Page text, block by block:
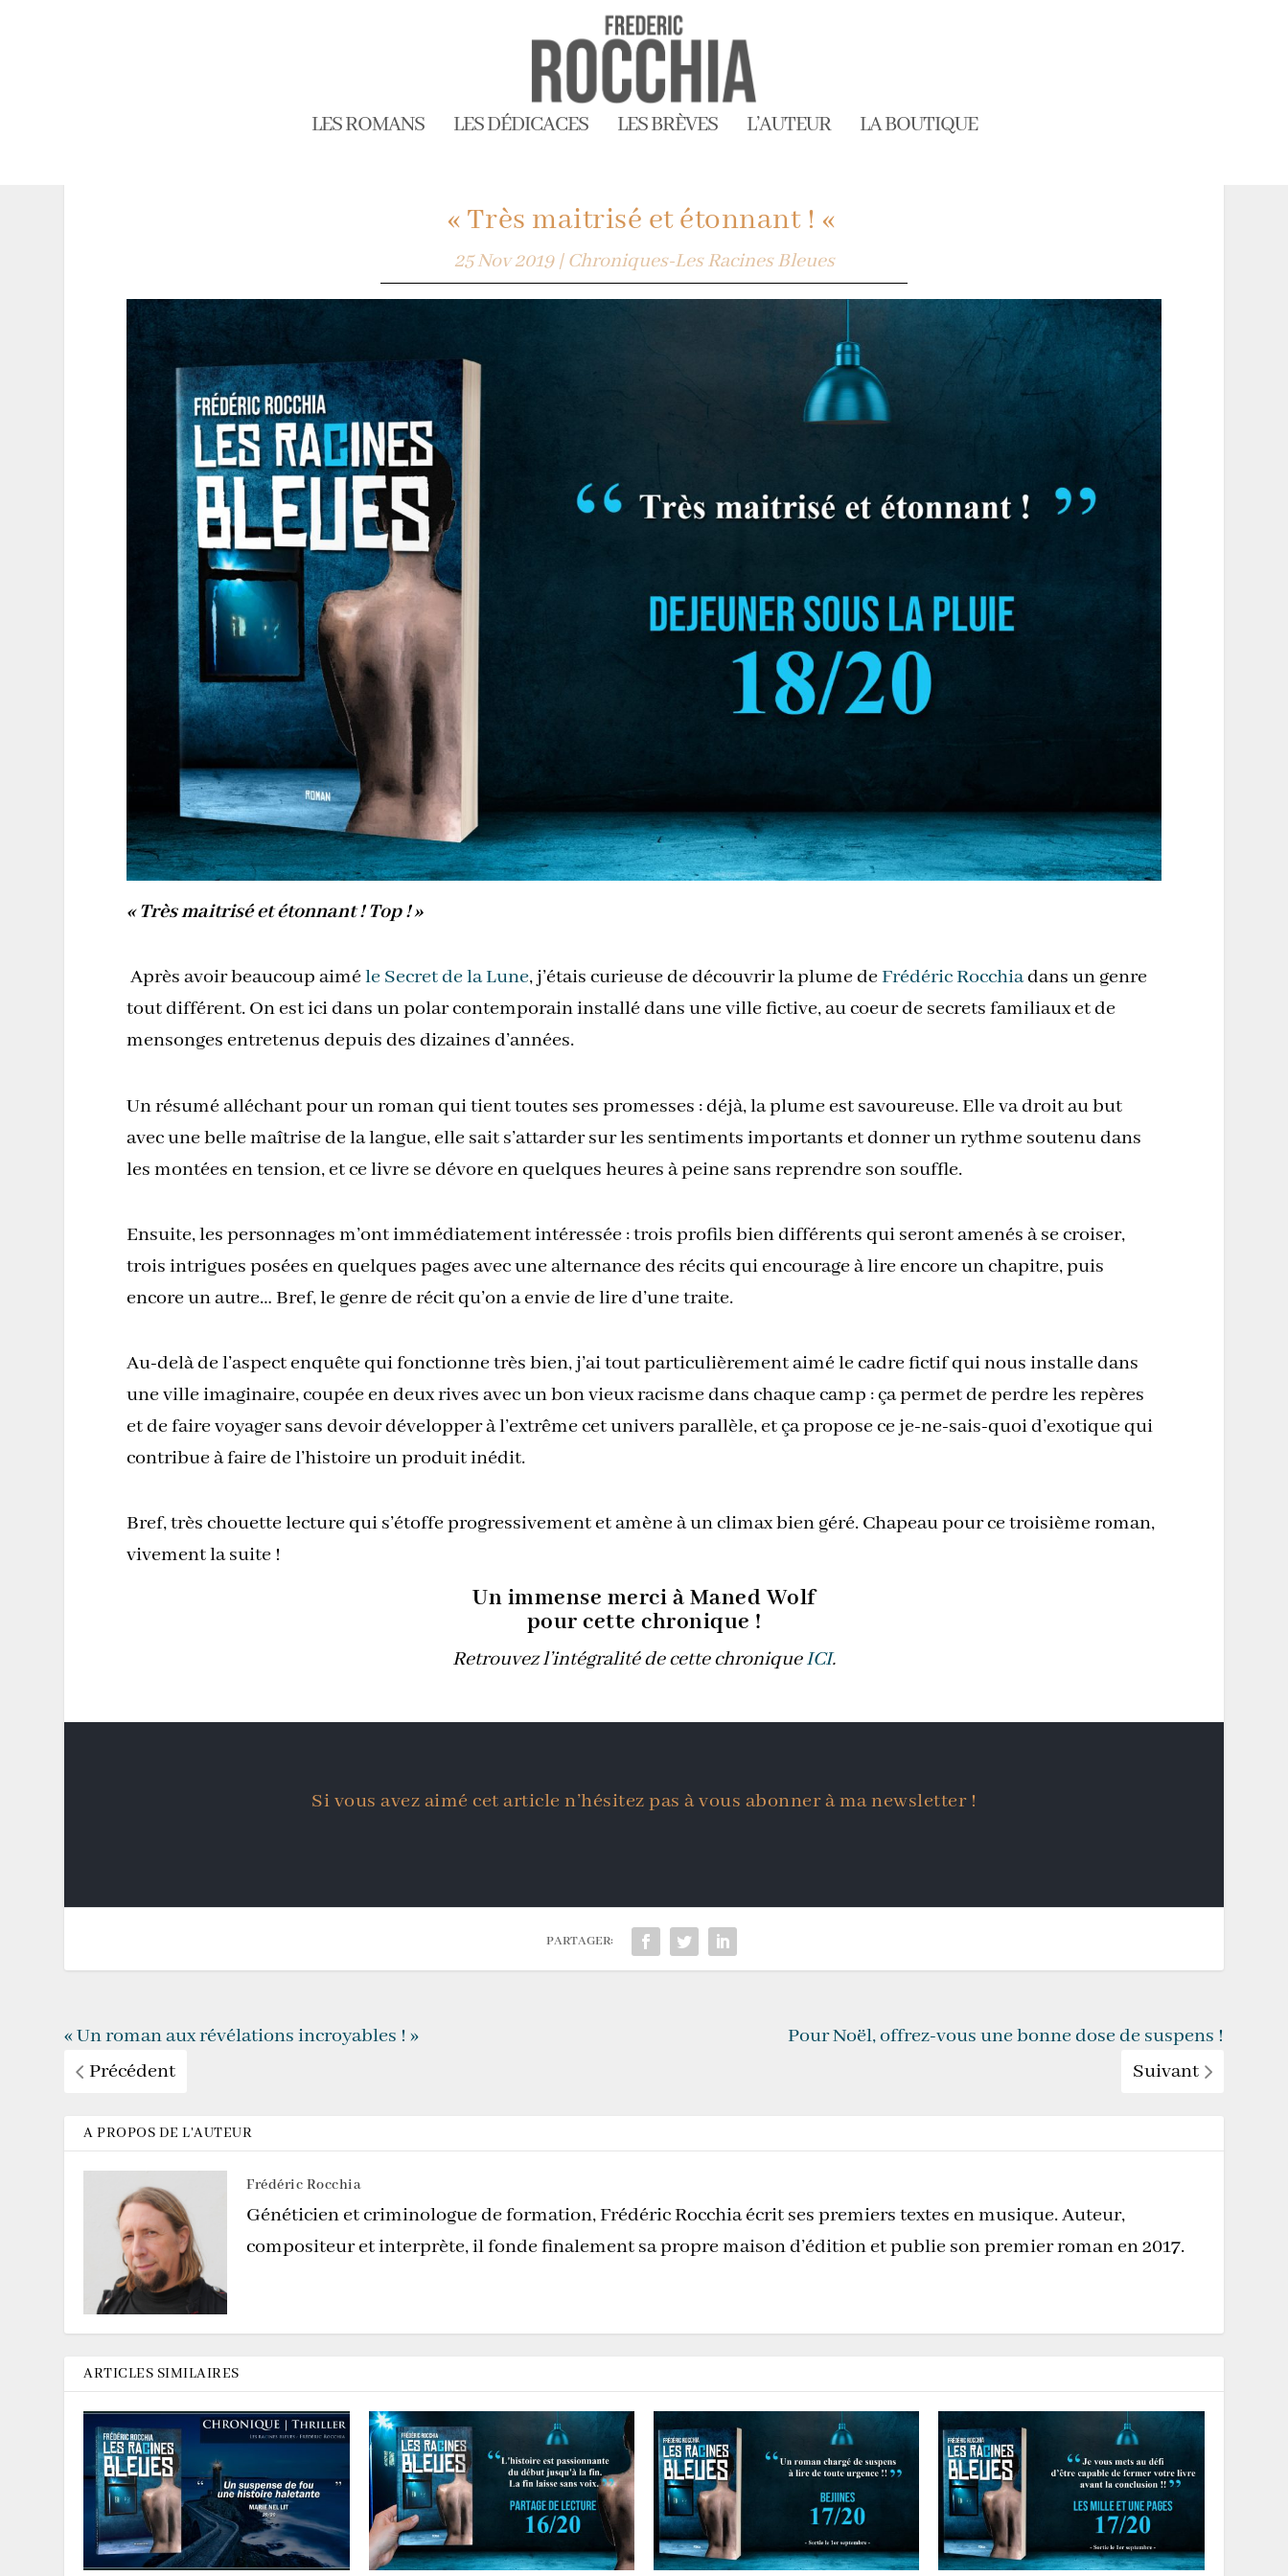
LES ROMANS LES DÉDICACES LES BRÈVES L’AUTEUR LA BOUTIQUE
« Très maitrisé et étonnant ! «
25 Nov 2019| Chroniques-Les Racines Bleues
« Très maitrisé et étonnant ! Top ! »
Après avoir beaucoup aiméle Secret de la Lune, j’étais curieuse de découvrir la plume de Frédéric Rocchiadans un genre
tout différent. On est ici dans un polar contemporain installé dans une ville fictive, au coeur de secrets familiaux et de
mensonges entretenus depuis des dizaines d’années.
Un résumé alléchant pour un roman qui tient toutes ses promesses : déjà, la plume est savoureuse. Elle va droit au but
avec une belle maîtrise de la langue, elle sait s’attarder sur les sentiments importants et donner un rythme soutenu dans
les montées en tension, et ce livre se dévore en quelques heures à peine sans reprendre son souffle.
Ensuite, les personnages m’ont immédiatement intéressée : trois profils bien différents qui seront amenés à se croiser,
trois intrigues posées en quelques pages avec une alternance des récits qui encourage à lire encore un chapitre, puis
encore un autre… Bref, le genre de récit qu’on a envie de lire d’une traite.
Au-delà de l’aspect enquête qui fonctionne très bien, j’ai tout particulièrement aimé le cadre fictif qui nous installe dans
une ville imaginaire, coupée en deux rives avec un bon vieux racisme dans chaque camp : ça permet de perdre les repères
et de faire voyager sans devoir développer à l’extrême cet univers parallèle, et ça propose ce je-ne-sais-quoi d’exotique qui
contribue à faire de l’histoire un produit inédit.
Bref, très chouette lecture qui s’étoffe progressivement et amène à un climax bien géré. Chapeau pour ce troisième roman,
vivement la suite !
Un immense merci à Maned Wolf
pour cette chronique !
Retrouvez l’intégralité de cette chroniqueICI.
Si vous avez aimé cet article n’hésitez pas à vous abonner à ma newsletter !
PARTAGER:
« Un roman aux révélations incroyables ! »
Précédent
Pour Noël, offrez-vous une bonne dose de suspens !
Suivant
A PROPOS DE L'AUTEUR
Frédéric Rocchia
Généticien et criminologue de formation, Frédéric Rocchia écrit ses premiers textes en musique. Auteur,
compositeur et interprète, il fonde finalement sa propre maison d’édition et publie son premier roman en 2017.
ARTICLES SIMILAIRES